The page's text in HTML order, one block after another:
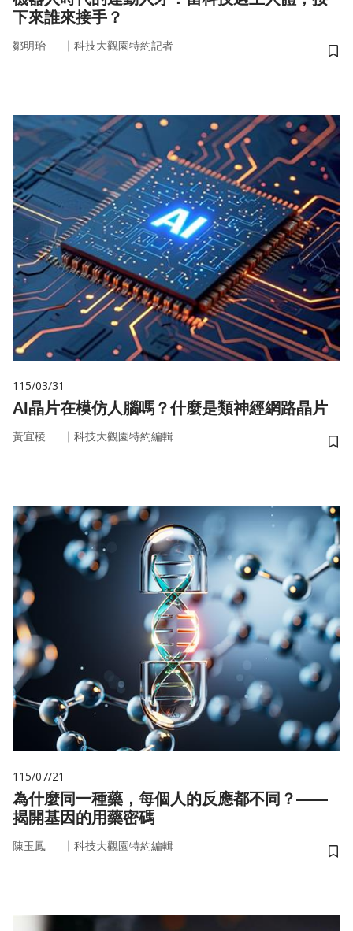
下來誰來接手？
鄒明珆 ｜ 科技大觀園特約記者
儲
115/03/31
AI晶片在模仿人腦嗎？什麼是類神經網路晶片
黃宜稜 ｜ 科技大觀園特約編輯
儲
115/07/21
為什麼同一種藥，每個人的反應都不同？——
揭開基因的用藥密碼
陳玉鳳 ｜ 科技大觀園特約編輯
儲